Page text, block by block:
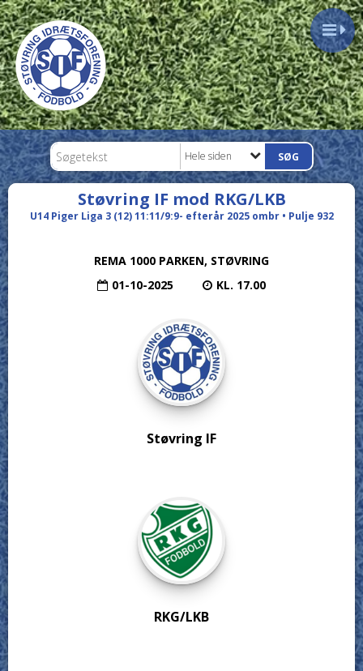
Hele siden
Støvring IF mod RKG/LKB
U14 Piger Liga 3 (12) 11:11/9:9- efterår 2025 ombr • Pulje 932
REMA 1000 PARKEN, STØVRING
01-10-2025
KL. 17.00
Støvring IF
RKG/LKB